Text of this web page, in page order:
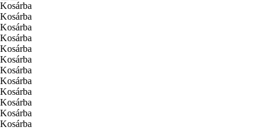
Kosárba
Kosárba
Kosárba
Kosárba
Kosárba
Kosárba
Kosárba
Kosárba
Kosárba
Kosárba
Kosárba
Kosárba